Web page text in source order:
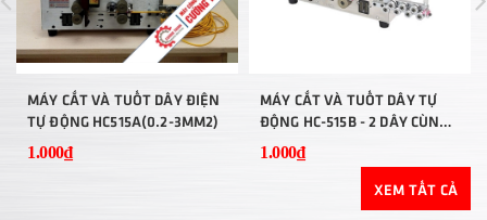
MÁY CẮT VÀ TUỐT DÂY ĐIỆN
TỰ ĐỘNG HC515A(0.2-3MM2)
1.000₫
MÁY CẮT VÀ TUỐT DÂY TỰ
ĐỘNG HC-515B - 2 DÂY CÙNG
LÚC
1.000₫
XEM TẤT CẢ